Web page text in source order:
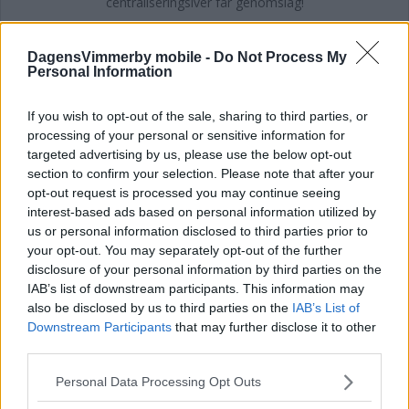
DagensVimmerby mobile - Do Not Process My
Personal Information
If you wish to opt-out of the sale, sharing to third parties, or
processing of your personal or sensitive information for
targeted advertising by us, please use the below opt-out
section to confirm your selection. Please note that after your
opt-out request is processed you may continue seeing
interest-based ads based on personal information utilized by
us or personal information disclosed to third parties prior to
your opt-out. You may separately opt-out of the further
disclosure of your personal information by third parties on the
IAB’s list of downstream participants. This information may
also be disclosed by us to third parties on the IAB’s List of
Downstream Participants that may further disclose it to other
Please note that this website/app uses one or more Google
Personal Data Processing Opt Outs
DEBATT: Kalmar läns vård riskeras om
KD.s centraliseringsiver får genomslag!
Annons:
DEBATT: Att köpa grisen i säcken
DEBATT 05 augusti 2026 07.45
DEBATT: Sverige har inte råd med
ålderism